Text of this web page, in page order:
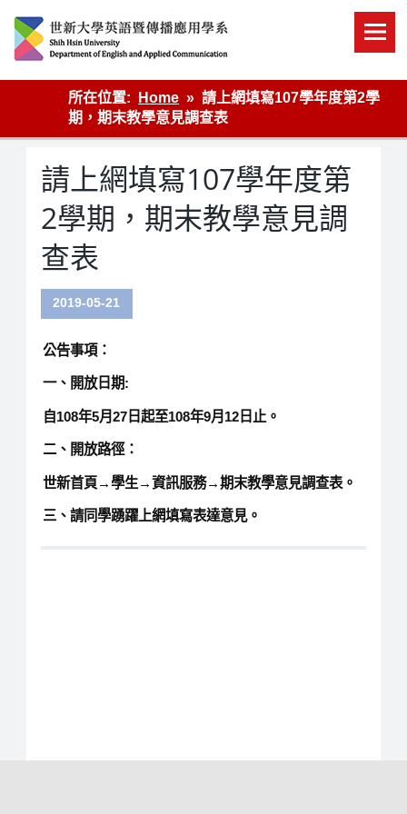
content
英語傳播
所在位置:
Home
請上網填寫107學年度第2學
期，期末教學意見調查表
請上網填寫107學年度第
2學期，期末教學意見調
查表
2019-05-21
公告事項：
一、開放日期:
自108年5月27日起至108年9月12日止。
二、開放路徑：
世新首頁→學生→資訊服務→期末教學意見調查表。
三、請同學踴躍上網填寫表達意見。